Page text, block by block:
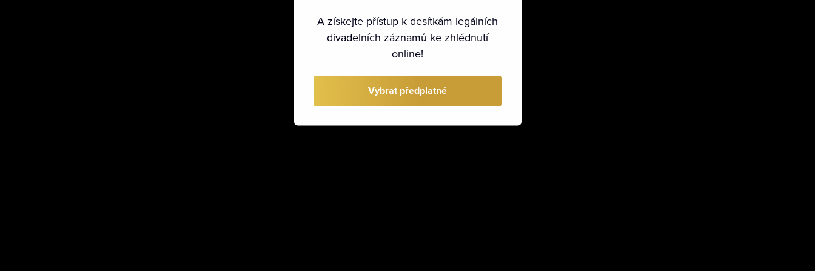
A získejte přístup k desítkám legálních
divadelních záznamů ke zhlédnutí
online!
Vybrat předplatné